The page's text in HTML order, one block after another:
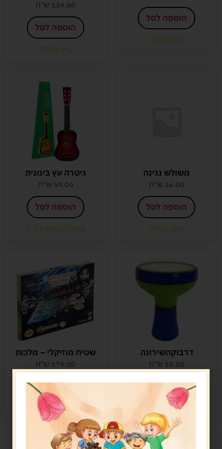
הוספה לסל
קיים במלאי
139.00 ש"ח
הוספה לסל
קיים במלאי
משולש נגינה
16.00 ש"ח
הוספה לסל
קיים במלאי
גיטרה עץ בינונית
59.00 ש"ח
הוספה לסל
נשארו במלאי רק 1
דרבוקהשירונה
50.00 ש"ח
הוספה לסל
קיים במלאי
שטיח מוזיקלי – מלכות
179.00 ש"ח
הוספה לסל
קיים במלאי